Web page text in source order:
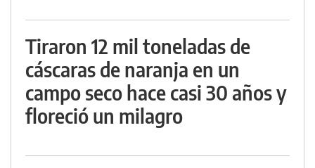
Tiraron 12 mil toneladas de
cáscaras de naranja en un
campo seco hace casi 30 años y
floreció un milagro